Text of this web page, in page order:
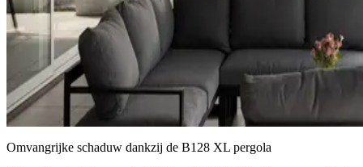
Omvangrijke schaduw dankzij de B128 XL pergola